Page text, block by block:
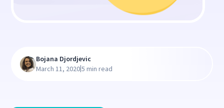
Bojana Djordjevic
March 11, 2020|5 min read